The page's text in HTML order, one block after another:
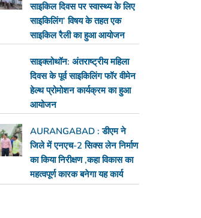
साइकिल दिवस पर स्वास्थ्य के लिए
साइकिलिंग’ विषय के तहत एक
साइकिल रैली का हुआ आयोजन
साइक्लोथॉन: अंतराष्ट्रीय महिला
दिवस के पूर्व साइकिलिंग फॉर वीमेन
हेल्थ प्रोमोशन कार्यक्रम का हुआ
आयोजन
AURANGABAD : डीएम ने
जिले में एनएच-2 सिक्स लेन निर्माण
का किया निरीक्षण ,कहा विकास का
महत्वपूर्ण कारक बनेगा यह कार्य